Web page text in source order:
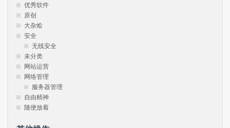
优秀软件
原创
大杂烩
安全
无线安全
未分类
网站运营
网络管理
服务器管理
自由精神
随便放着